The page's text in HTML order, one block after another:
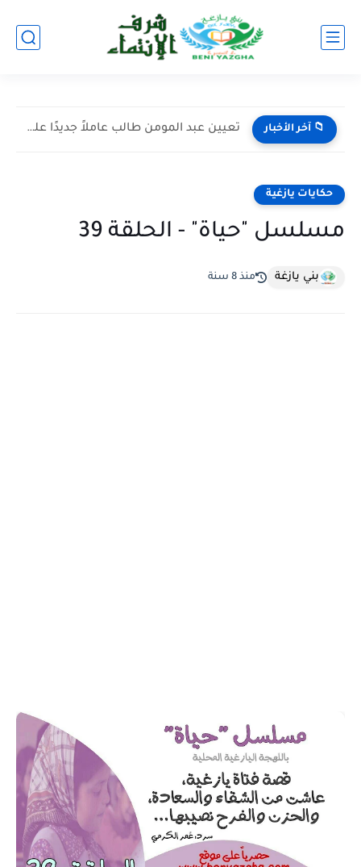
📁 آخر الأخبار تعيين عبد المومن طالب عاملاً جديدًا على إقليم اليوسفية خلفًا...
حكايات يازغية
مسلسل "حياة" - الحلقة 39
بني يازغة منذ 8 سنة